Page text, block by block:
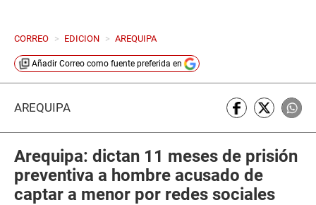
CORREO > EDICION > AREQUIPA
Añadir Correo como fuente preferida en
AREQUIPA
Arequipa: dictan 11 meses de prisión
preventiva a hombre acusado de
captar a menor por redes sociales